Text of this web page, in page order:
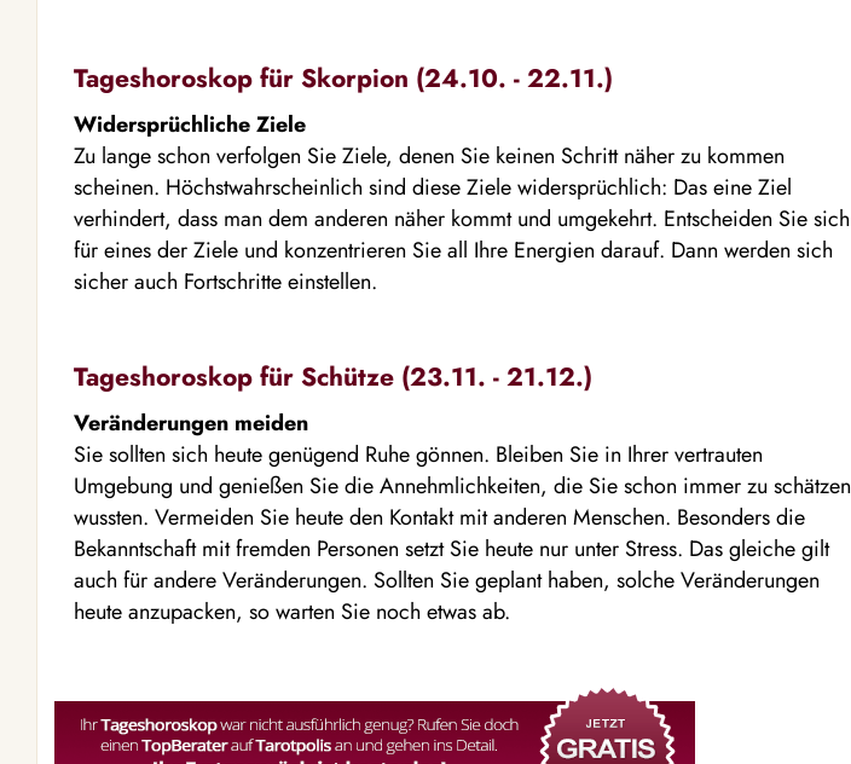
Tageshoroskop für Skorpion (24.10. - 22.11.)
Widersprüchliche Ziele
Zu lange schon verfolgen Sie Ziele, denen Sie keinen Schritt näher zu kommen
scheinen. Höchstwahrscheinlich sind diese Ziele widersprüchlich: Das eine Ziel
verhindert, dass man dem anderen näher kommt und umgekehrt. Entscheiden Sie sich
für eines der Ziele und konzentrieren Sie all Ihre Energien darauf. Dann werden sich
sicher auch Fortschritte einstellen.
Tageshoroskop für Schütze (23.11. - 21.12.)
Veränderungen meiden
Sie sollten sich heute genügend Ruhe gönnen. Bleiben Sie in Ihrer vertrauten
Umgebung und genießen Sie die Annehmlichkeiten, die Sie schon immer zu schätzen
wussten. Vermeiden Sie heute den Kontakt mit anderen Menschen. Besonders die
Bekanntschaft mit fremden Personen setzt Sie heute nur unter Stress. Das gleiche gilt
auch für andere Veränderungen. Sollten Sie geplant haben, solche Veränderungen
heute anzupacken, so warten Sie noch etwas ab.